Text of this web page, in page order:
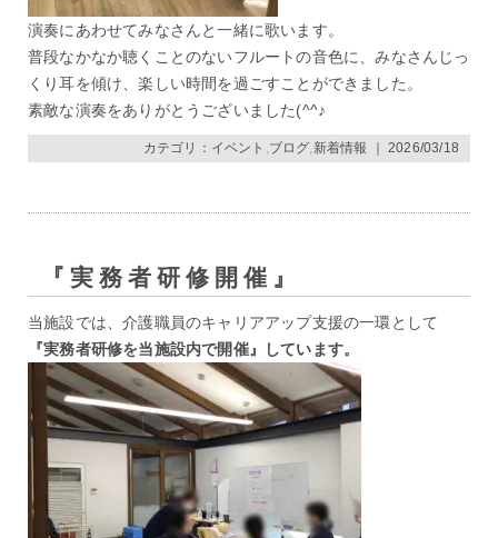
演奏にあわせてみなさんと一緒に歌います。
普段なかなか聴くことのないフルートの音色に、みなさんじっ
くり耳を傾け、楽しい時間を過ごすことができました。
素敵な演奏をありがとうございました(^^♪
カテゴリ： イベント ,ブログ,新着情報 ｜ 2026/03/18
『実務者研修開催』
当施設では、介護職員のキャリアアップ支援の一環として
『実務者研修を当施設内で開催』しています。